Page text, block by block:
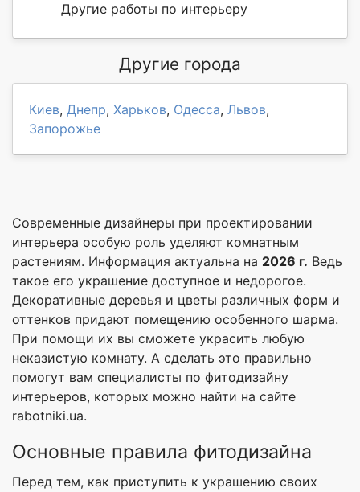
Другие работы по интерьеру
Другие города
Киев, Днепр, Харьков, Одесса, Львов,
Запорожье
Современные дизайнеры при проектировании
интерьера особую роль уделяют комнатным
растениям. Информация актуальна на 2026 г. Ведь
такое его украшение доступное и недорогое.
Декоративные деревья и цветы различных форм и
оттенков придают помещению особенного шарма.
При помощи их вы сможете украсить любую
неказистую комнату. А сделать это правильно
помогут вам специалисты по фитодизайну
интерьеров, которых можно найти на сайте
rabotniki.ua.
Основные правила фитодизайна
Перед тем, как приступить к украшению своих